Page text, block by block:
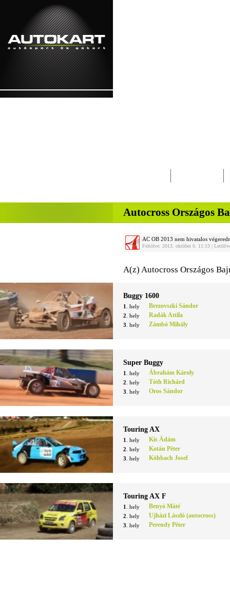
Autocross Országos
AC OB 2013 nem hivatalos
Feltölve: 2013. október 6. 11:13 |
A(z) Autocross Országos
Buggy 1600
1 . hely Brezovszki Sándor
2 . hely Radák Attila
3 . hely Zámbó Mihály
Super Buggy
1 . hely Ábrahám Károly
2 . hely Tóth Richárd
3 . hely Oros Sándor
Touring AX
1 . hely Kis Ádám
2 . hely Kotán Péter
3 . hely Köhbach Josef
Touring AX F
1 . hely Benyó Máté
2 . hely Ujházi László (autocross)
3 . hely Perendy Péter